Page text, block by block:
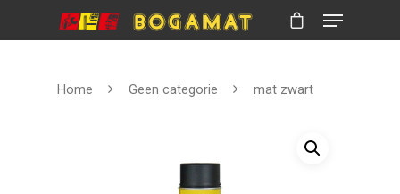
Home Geen categorie mat zwart